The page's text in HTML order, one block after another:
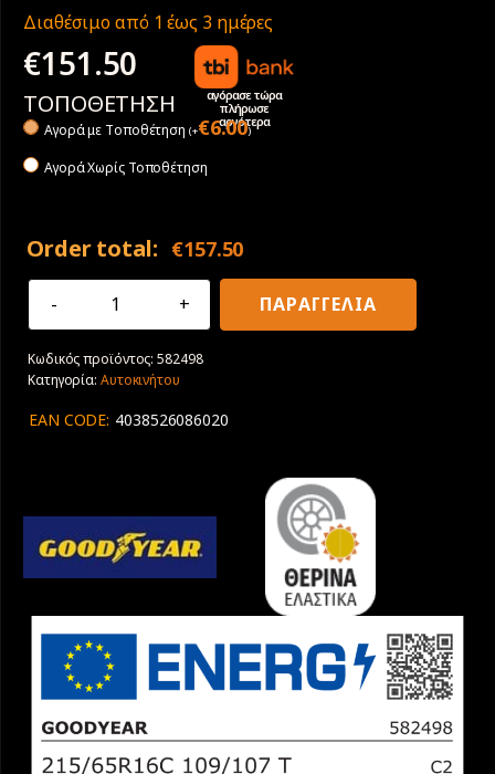
Διαθέσιμο από 1 έως 3 ημέρες
€151.50
αγόρασε τώρα
πλήρωσε
αργότερα
ΤΟΠΟΘΕΤΗΣΗ
Αγορά με Tοποθέτηση (+€6.00)
Αγορά Χωρίς Τοποθέτηση
Order total: €157.50
215/65R16
EfficientGrip
Cargo
Ελαφρύ
ΠΑΡΑΓΓΕΛΙΑ
Κωδικός προϊόντος:582498
Κατηγορία: Αυτοκινήτου
EAN CODE: 4038526086020